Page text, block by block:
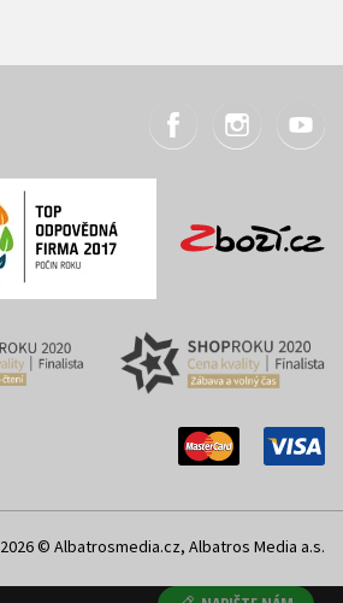
2026 © Albatrosmedia.cz, Albatros Media a.s.